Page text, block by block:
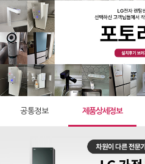
공통정보 제품상세정보